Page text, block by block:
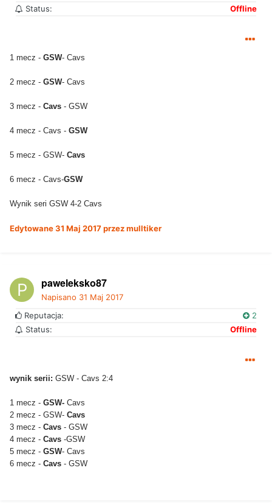
Status:
Offline
1 mecz - GSW- Cavs
2 mecz - GSW- Cavs
3 mecz - Cavs - GSW
4 mecz - Cavs - GSW
5 mecz - GSW- Cavs
6 mecz - Cavs-GSW
Wynik seri GSW 4-2 Cavs
Edytowane31 Maj 2017przez mulltiker
paweleksko87
Napisano 31 Maj 2017
Reputacja:
2
Status:
Offline
wynik serii: GSW - Cavs 2:4
1 mecz - GSW- Cavs
2 mecz - GSW- Cavs
3 mecz - Cavs - GSW
4 mecz - Cavs -GSW
5 mecz - GSW- Cavs
6 mecz - Cavs - GSW